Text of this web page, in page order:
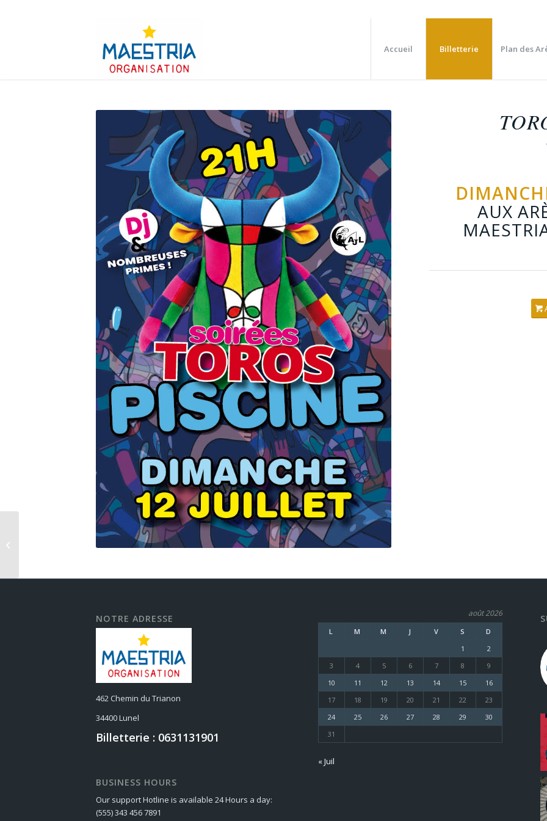
Accueil Billetterie Plan des
AUX
NOTRE ADRESSE
462 Chemin du Trianon
34400 Lunel
Billetterie : 0631131901
BUSINESS HOURS
Our support Hotline is available 24 Hours a day:
(555) 343 456 7891
août 2026
L M M J V S
D
1
2
3
4 5 6 7 8
9
10
11 12 13 14 15
16
17
18 19 20 21 22
23
24
25 26 27 28 29
30
31
« Juil
Camarguaise – AS LA